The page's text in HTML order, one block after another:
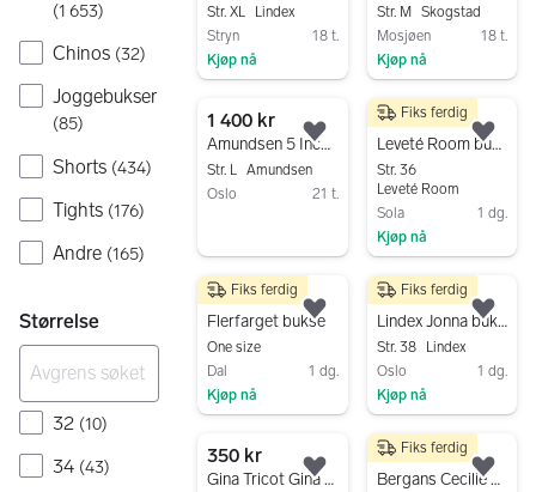
(1 653)
Chinos (32)
Joggebukser
(85)
Shorts (434)
Tights (176)
Andre (165)
Størrelse
32 (10)
34 (43)
Str. XL
Lindex
Stryn
18 t.
Kjøp nå
Str. M
Skogstad
Mosjøen
18 t.
Kjøp nå
1 400 kr
Amundsen 5 Incher Concord shorts dame L flerfarget bomull
Str. L Amundsen
Oslo
21 t.
Legg til som favoritt.
150 kr
Leveté Room bukse str 36 flerfarget
Str. 36
Leveté Room
Sola
1 dg.
Kjøp nå
Fiks ferdig
50 kr
Flerfarget bukse
One size
Dal
1 dg.
Kjøp nå
Fiks ferdig
Legg til som favoritt.
200 kr
Lindex Jonna bukse str 38 flerfarget (prikkete)
Str. 38
Lindex
Oslo
1 dg.
Kjøp nå
Fiks ferdig
350 kr
Gina Tricot Gina Jeans bukse str 40 flerfarget kamuflasjeLegg til som favoritt.
600 kr
Bergans Cecilie Mtn Softshell bukse XS flerfarget
Fiks ferdig